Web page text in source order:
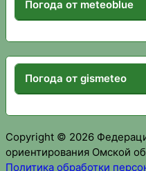
Погода от meteoblue
Погода от gismeteo
Copyright © 2026
ориентирования Омской
Политика обработки